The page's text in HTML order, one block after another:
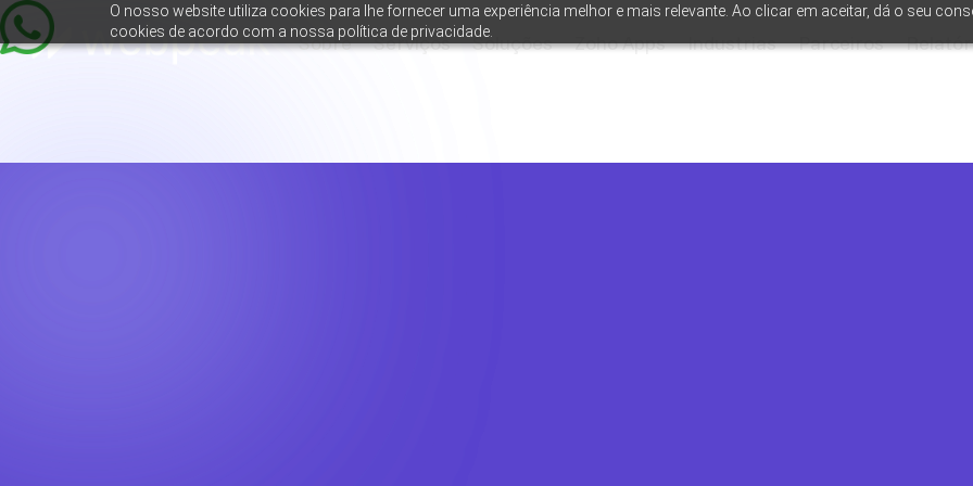
O nosso website utiliza cookies para lhe fornecer uma experiência melhor e mais relevante. Ao clicar em aceitar, dá o seu
cookies de acordo com a nossa política de privacidade.
Sobre Serviços Soluções Zoho Apps Industrias Parceiros